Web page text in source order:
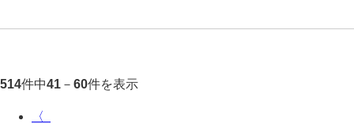
514件中41 － 60件を表示
〈